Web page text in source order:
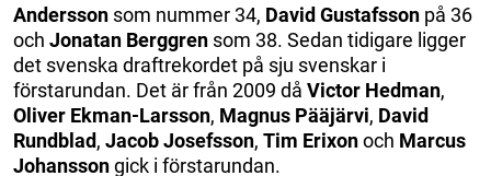
Andersson som nummer 34, David Gustafsson på 36
och Jonatan Berggren som 38. Sedan tidigare ligger
det svenska draftrekordet på sju svenskar i
förstarundan. Det är från 2009 då Victor Hedman,
Oliver Ekman-Larsson, Magnus Pääjärvi, David
Rundblad, Jacob Josefsson, Tim Erixonoch Marcus
Johanssongick i förstarundan.